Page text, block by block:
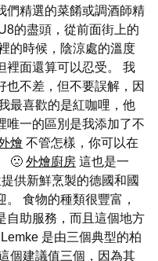
們精選的菜餚或調酒師精
的盡頭，從前面街上的
的時候，陰涼處的溫度
裡面還算可以忍受。 我
也不差，但不要誤解，因
最喜歡的是紅咖哩，他
唯一的區別是我添加了不
燴 不管怎樣，你可以在
🙁 外燴廚房 這也是一
供新鮮烹製的德國和國
食物的種類很豐富，
自助服務，而且這個地方
Lemke 是由三個典型的柏
個建議值三個，因為其